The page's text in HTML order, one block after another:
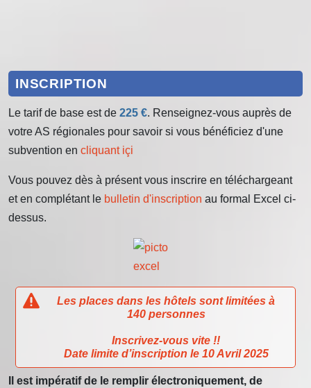
INSCRIPTION
Le tarif de base est de 225 €. Renseignez-vous auprès de
votre AS régionales pour savoir si vous bénéficiez d'une
subvention en cliquant içi
Vous pouvez dès à présent vous inscrire en téléchargeant
et en complétant le bulletin d'inscription au formal Excel ci-
dessus.
Les places dans les hôtels sont limitées à
140 personnes
Inscrivez-vous vite !!
Date limite d’inscription le 10 Avril 2025
Il est impératif de le remplir électroniquement, de